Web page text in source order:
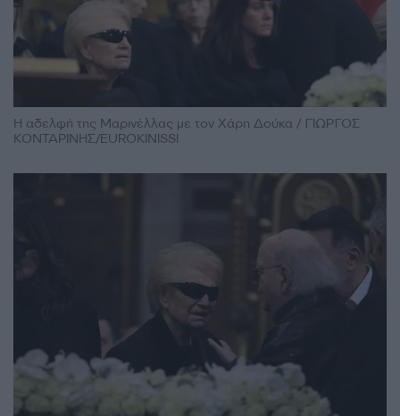
Η αδελφή της Μαρινέλλας με τον Χάρη Δούκα / ΓΙΩΡΓΟΣ
ΚΟΝΤΑΡΙΝΗΣ/EUROKINISSI